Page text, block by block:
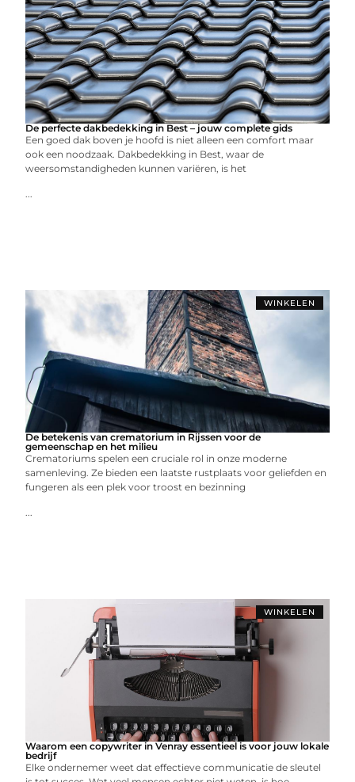
De perfecte dakbedekking in Best – jouw complete gids
Een goed dak boven je hoofd is niet alleen een comfort maar
ook een noodzaak. Dakbedekking in Best, waar de
weersomstandigheden kunnen variëren, is het
...
WINKELEN
De betekenis van crematorium in Rijssen voor de
gemeenschap en het milieu
Crematoriums spelen een cruciale rol in onze moderne
samenleving. Ze bieden een laatste rustplaats voor geliefden en
fungeren als een plek voor troost en bezinning
...
WINKELEN
Waarom een copywriter in Venray essentieel is voor jouw lokale
bedrijf
Elke ondernemer weet dat effectieve communicatie de sleutel